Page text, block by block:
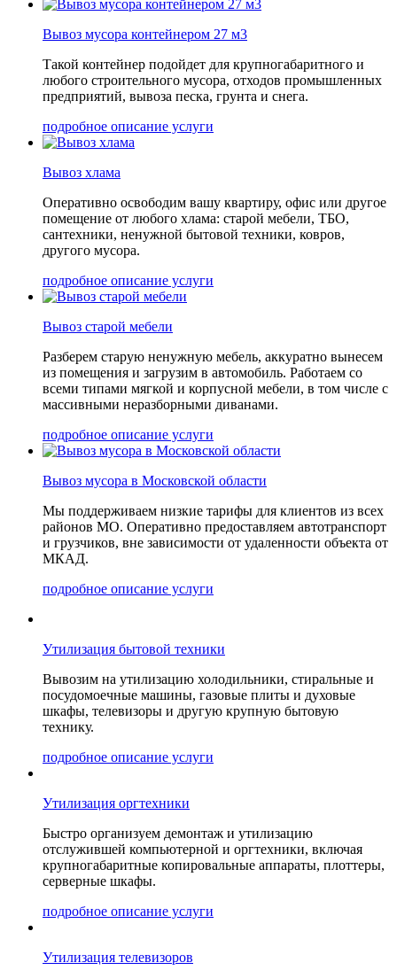
Вывоз мусора контейнером 27 м3
Такой контейнер подойдет для крупногабаритного и
любого строительного мусора, отходов промышленных
предприятий, вывоза песка, грунта и снега.
подробное описание услуги
Вывоз хлама
Оперативно освободим вашу квартиру, офис или другое
помещение от любого хлама: старой мебели, ТБО,
сантехники, ненужной бытовой техники, ковров,
другого мусора.
подробное описание услуги
Вывоз старой мебели
Разберем старую ненужную мебель, аккуратно вынесем
из помещения и загрузим в автомобиль. Работаем со
всеми типами мягкой и корпусной мебели, в том числе с
массивными неразборными диванами.
подробное описание услуги
Вывоз мусора в Московской области
Мы поддерживаем низкие тарифы для клиентов из всех
районов МО. Оперативно предоставляем автотранспорт
и грузчиков, вне зависимости от удаленности объекта от
МКАД.
подробное описание услуги
Утилизация бытовой техники
Вывозим на утилизацию холодильники, стиральные и
посудомоечные машины, газовые плиты и духовые
шкафы, телевизоры и другую крупную бытовую
технику.
подробное описание услуги
Утилизация оргтехники
Быстро организуем демонтаж и утилизацию
отслужившей компьютерной и оргтехники, включая
крупногабаритные копировальные аппараты, плоттеры,
серверные шкафы.
подробное описание услуги
Утилизация телевизоров